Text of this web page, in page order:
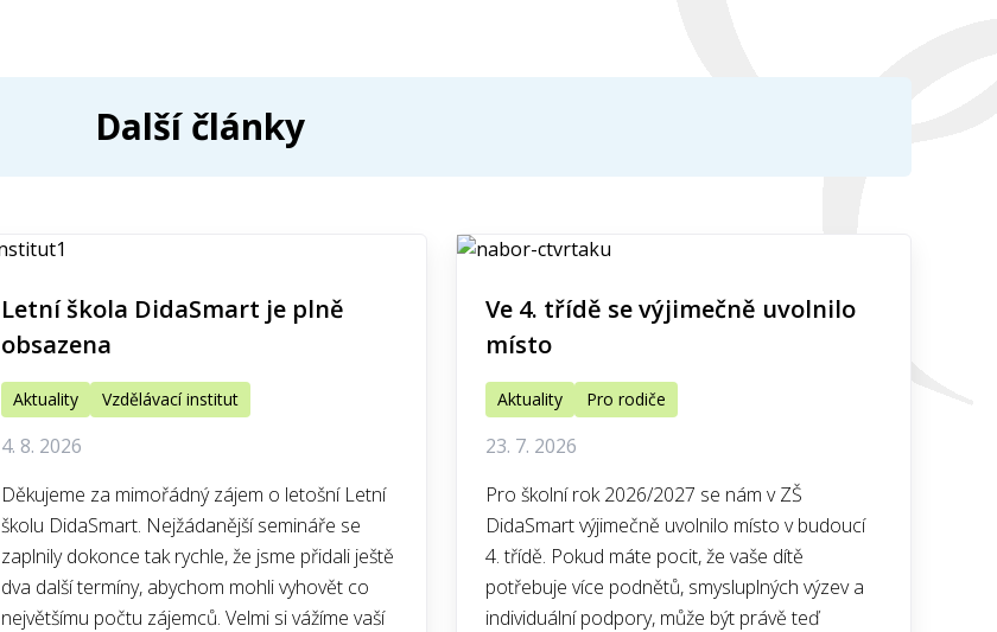
Další články
Letní škola DidaSmart je plně
obsazena
Aktuality Vzdělávací institut
4. 8. 2026
Děkujeme za mimořádný zájem o letošní Letní
školu DidaSmart. Nejžádanější semináře se
zaplnily dokonce tak rychle, že jsme přidali ještě
dva další termíny, abychom mohli vyhovět co
největšímu počtu zájemců. Velmi si vážíme vaší
Ve 4. třídě se výjimečně uvolnilo
místo
Aktuality Pro rodiče
23. 7. 2026
Pro školní rok 2026/2027 se nám v ZŠ
DidaSmart výjimečně uvolnilo místo v budoucí
4. třídě. Pokud máte pocit, že vaše dítě
potřebuje více podnětů, smysluplných výzev a
individuální podpory, může být právě teď